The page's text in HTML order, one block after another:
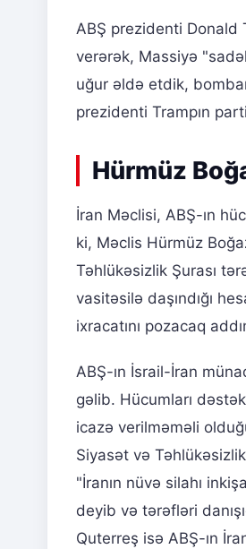
ABŞ prezidenti Donald
verərək, Massiyə
uğur əldə etdik,
prezidenti Trampın
Hürmüz
İran Məclisi, ABŞ-ın
ki, Məclis Hürmüz
Təhlükəsizlik Şurası
vasitəsilə daşındığı
ixracatını pozacaq
ABŞ-ın İsrail-İran
gəlib. Hücumları
icazə verilməməli
Siyasət və
"İranın nüvə silahı
deyib və tərəfləri
Quterreş isə ABŞ-ın